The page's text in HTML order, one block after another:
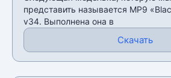
представить называется MP9
v34. Выполнена она в
Скачать